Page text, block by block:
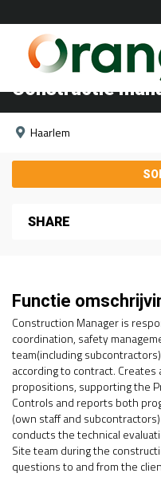
Constructie
Haarlem
SHARE
Functie
Construction Manager is
coordination, safety
team(including
according to contract.
propositions, supporting the
Controls and reports both
(own staff and
conducts the technical
Site team during the
questions to and from the